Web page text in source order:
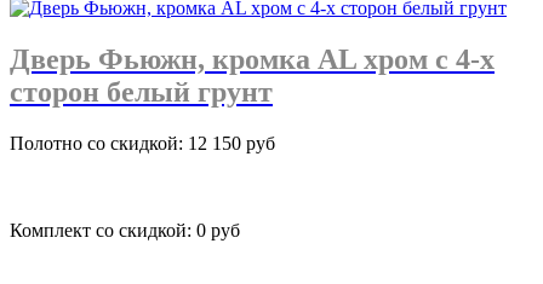
Дверь Фьюжн, кромка AL хром с 4-х
сторон белый грунт
Полотно со скидкой: 12 150 руб
Комплект со скидкой: 0 руб